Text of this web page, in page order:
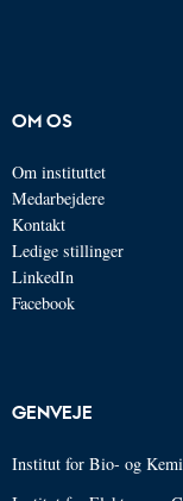
OM OS
Om instituttet
Medarbejdere
Kontakt
Ledige stillinger
LinkedIn
Facebook
GENVEJE
Institut for Bio- og